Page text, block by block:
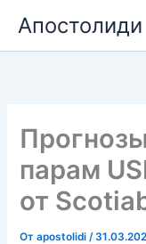
содержимому
Апостолиди
парам
от
Отapostolidi/